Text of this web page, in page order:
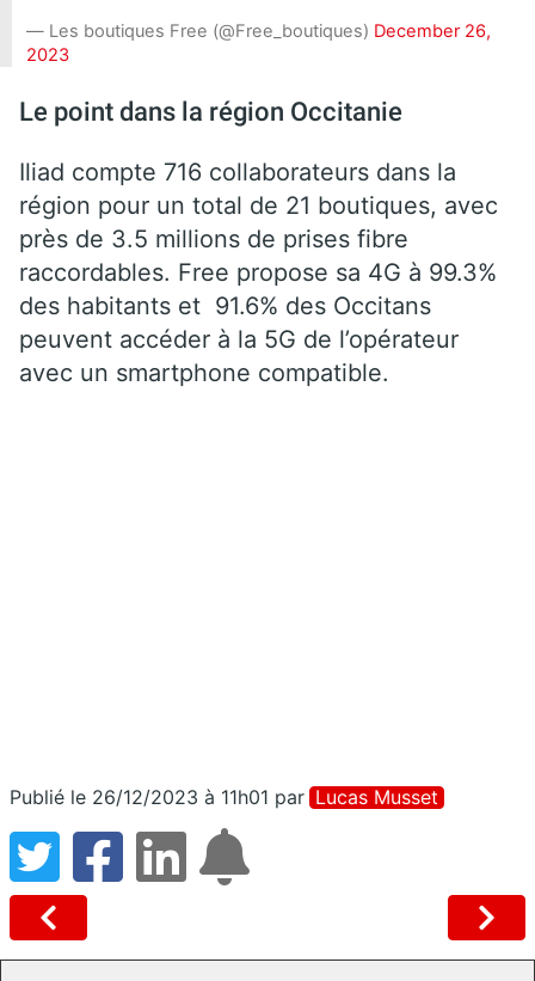
— Les boutiques Free (@Free_boutiques) December 26,
2023
Le point dans la région Occitanie
Iliad compte 716 collaborateurs dans la
région pour un total de 21 boutiques, avec
près de 3.5 millions de prises fibre
raccordables. Free propose sa 4G à 99.3%
des habitants et 91.6% des Occitans
peuvent accéder à la 5G de l’opérateur
avec un smartphone compatible.
Publié le 26/12/2023 à 11h01 par Lucas Musset